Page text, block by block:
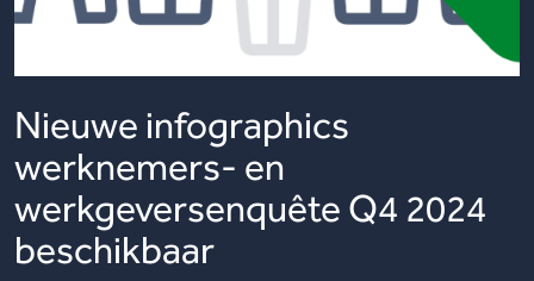
Nieuwe infographics
werknemers- en
werkgeversenquête Q4 2024
beschikbaar